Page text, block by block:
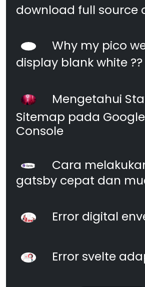
download full source
Why my pico
display blank white ??
Mengetahui
Sitemap pada
Console
Cara
gatsby cepat dan
Error digital
Error svelte